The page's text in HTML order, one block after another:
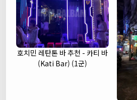
호치민 레탄톤 바 추천 - 카티 바
(Kati Bar) (1군)